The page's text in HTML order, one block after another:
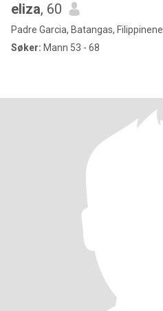
eliza, 60
Padre Garcia, Batangas, Filippinene
Søker: Mann 53 - 68